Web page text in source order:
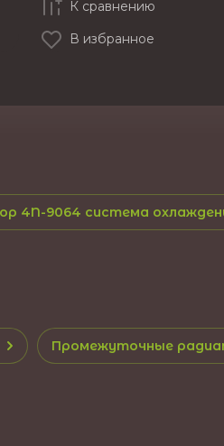
К сравнению
В избранное
4N-9064 система
Промежуточные